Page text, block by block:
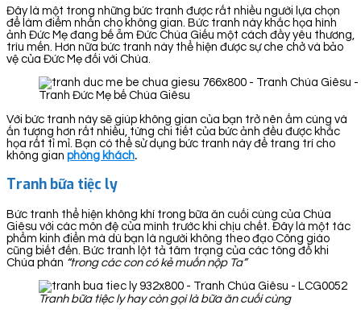
Đây là một trong những bức tranh được rất nhiều người lựa chọn
để làm điểm nhấn cho không gian. Bức tranh này khắc họa hình
ảnh Đức Mẹ đang bế ẵm Đức Chúa Giếu một cách đầy yêu thương,
trìu mến. Hơn nữa bức tranh này thể hiện được sự che chở và bảo
vệ của Đức Mẹ đối với Chúa.
Tranh Đức Mẹ bế Chúa Giêsu
Với bức tranh này sẽ giúp không gian của bạn trở nên ấm cúng và
ấn tượng hơn rất nhiều, từng chi tiết của bức ảnh đều được khắc
họa rất tỉ mỉ. Bạn có thể sử dụng bức tranh này để trang trí cho
không gian phòng khách.
Tranh bữa tiệc ly
Bức tranh thể hiện không khí trong bữa ăn cuối cùng của Chúa
Giêsu với các môn đệ của mình trước khi chịu chết. Đây là một tác
phẩm kinh điển mà dù bạn là người không theo đạo Công giáo
cũng biết đến. Bức tranh lột tả tâm trạng của các tông đồ khi
Chúa phán “trong các con có kẻ muốn nộp Ta”
Tranh bữa tiệc ly hay còn gọi là bữa ăn cuối cùng